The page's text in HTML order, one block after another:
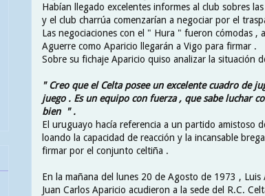
Habían llegado excelentes informes al club sobres
y el club charrúa comenzarían a negociar por el
Las negociaciones con el " Hura " fueron cómodas
Aguerre como Aparicio llegarán a Vigo para firmar .
Sobre su fichaje Aparicio quiso analizar la situación
" Creo que el Celta posee un excelente cuadro de
juego . Es un equipo con fuerza , que sabe luchar
bien " .
El uruguayo hacía referencia a un partido amistoso
loando la capacidad de reacción y la incansable
firmar por el conjunto celtiña .
En la mañana del lunes 20 de Agosto de 1973 ,
Juan Carlos Aparicio acudieron a la sede del R.C.